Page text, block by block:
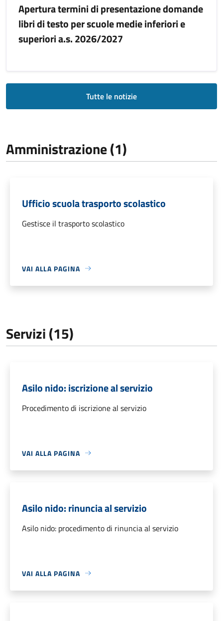
Apertura termini di presentazione domande
libri di testo per scuole medie inferiori e
superiori a.s. 2026/2027
Tutte le notizie
Amministrazione (1)
Ufficio scuola trasporto scolastico
Gestisce il trasporto scolastico
VAI ALLA PAGINA
Servizi (15)
Asilo nido: iscrizione al servizio
Procedimento di iscrizione al servizio
VAI ALLA PAGINA
Asilo nido: rinuncia al servizio
Asilo nido: procedimento di rinuncia al servizio
VAI ALLA PAGINA